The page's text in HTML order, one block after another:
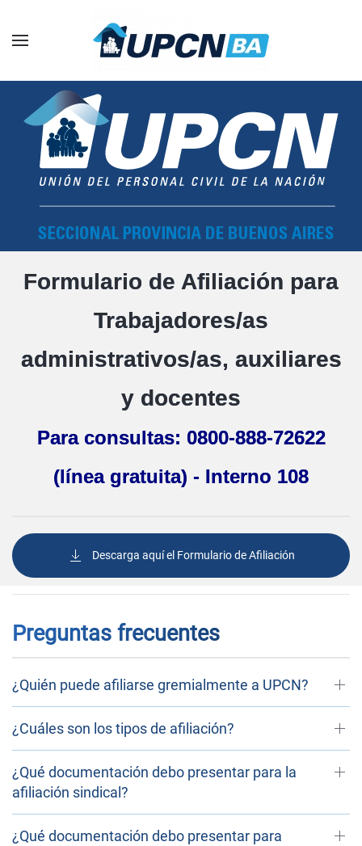
Skip to main content
Formulario de Afiliación para
Trabajadores/as
administrativos/as, auxiliares
y docentes
Para consultas: 0800-888-72622
(línea gratuita) - Interno 108
Descarga aquí el Formulario de Afiliación
Preguntas frecuentes
¿Quién puede afiliarse gremialmente a UPCN?
¿Cuáles son los tipos de afiliación?
¿Qué documentación debo presentar para la
afiliación sindical?
¿Qué documentación debo presentar para